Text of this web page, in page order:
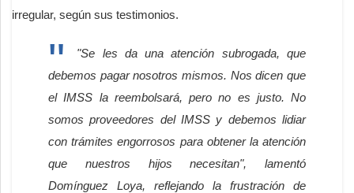
irregular, según sus testimonios.
"Se les da una atención subrogada, que
debemos pagar nosotros mismos. Nos dicen que
el IMSS la reembolsará, pero no es justo. No
somos proveedores del IMSS y debemos lidiar
con trámites engorrosos para obtener la atención
que nuestros hijos necesitan", lamentó
Domínguez Loya, reflejando la frustración de